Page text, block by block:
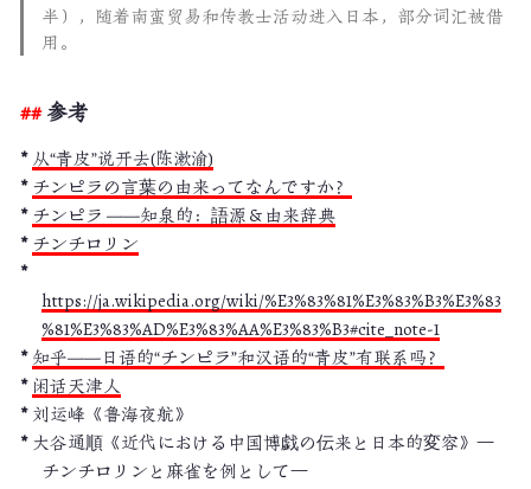
半），随着南蛮贸易和传教士活动进入日本，部分词汇被借
用。
参考
从“青皮”说开去(陈漱渝)
チンピラの言葉の由来ってなんですか？
チンピラ ——知泉的：語源＆由来辞典
チンチロリン
https://ja.wikipedia.org/wiki/%E3%83%81%E3%83%B3%E3%83
%81%E3%83%AD%E3%83%AA%E3%83%B3#cite_note-1
知乎——日语的“チンピラ”和汉语的“青皮”有联系吗？
闲话天津人
刘运峰《鲁海夜航》
大谷通順《近代における中国博戯の伝来と日本的変容》－
チンチロリンと麻雀を例として－